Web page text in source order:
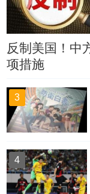
反制美国！中
项措施
3
4